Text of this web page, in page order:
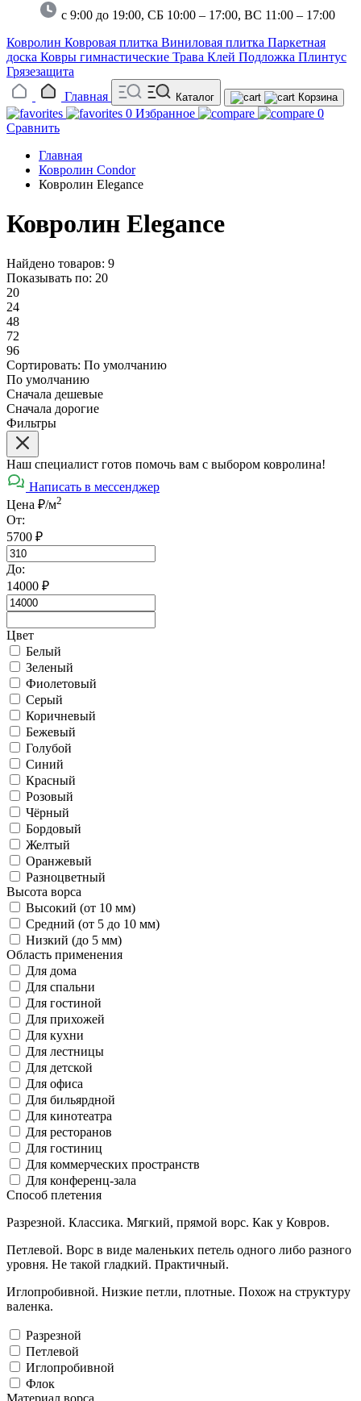
с 9:00 до 19:00, СБ 10:00 – 17:00, ВС 11:00 – 17:00
Ковролин Ковровая плитка Виниловая плитка Паркетная
доска Ковры гимнастические Трава Клей Подложка Плинтус
Грязезащита
Главная
Каталог Корзина
0 Избранное
0
Сравнить
Главная
Ковролин Condor
Ковролин Elegance
Ковролин Elegance
Найдено товаров: 9
Показывать по: 20
20
24
48
72
96
Сортировать: По умолчанию
По умолчанию
Сначала дешевые
Сначала дорогие
Фильтры
Наш специалист готов помочь вам с выбором ковролина!
Написать в мессенджер
Цена ₽/м2
От:
5700 ₽
До:
14000 ₽
Цвет
Белый
Зеленый
Фиолетовый
Серый
Коричневый
Бежевый
Голубой
Синий
Красный
Розовый
Чёрный
Бордовый
Желтый
Оранжевый
Разноцветный
Высота ворса
Высокий (от 10 мм)
Средний (от 5 до 10 мм)
Низкий (до 5 мм)
Область применения
Для дома
Для спальни
Для гостиной
Для прихожей
Для кухни
Для лестницы
Для детской
Для офиса
Для бильярдной
Для кинотеатра
Для ресторанов
Для гостиниц
Для коммерческих пространств
Для конференц-зала
Способ плетения
Разрезной. Классика. Мягкий, прямой ворс. Как у Ковров.
Петлевой. Ворс в виде маленьких петель одного либо разного
уровня. Не такой гладкий. Практичный.
Иглопробивной. Низкие петли, плотные. Похож на структуру
валенка.
Разрезной
Петлевой
Иглопробивной
Флок
Материал ворса